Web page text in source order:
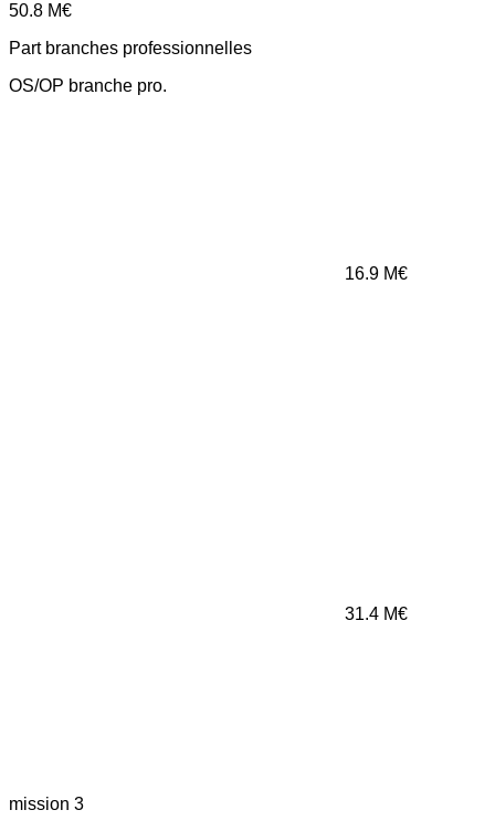
50.8 M€
Part branches professionnelles
OS/OP branche pro.
16.9 M€
31.4 M€
mission 3